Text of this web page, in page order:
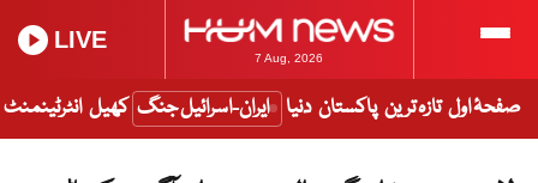
7 Aug, 2026
LIVE
صفحۂ اول تازہ ترین پاکستان دنیا ایران-اسرائیل جنگ کھیل انٹرٹینمنٹ